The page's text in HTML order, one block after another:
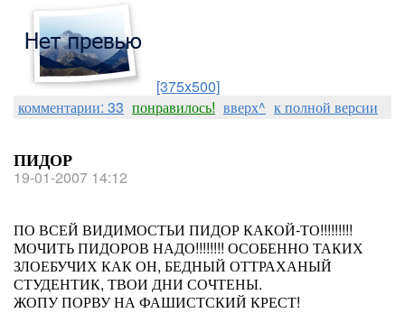
[375x500]
комментарии: 33 понравилось! вверх^ к полной версии
ПИДОР
19-01-2007 14:12
ПО ВСЕЙ ВИДИМОСТЬИ ПИДОР КАКОЙ-ТО!!!!!!!!!
МОЧИТЬ ПИДОРОВ НАДО!!!!!!!! ОСОБЕННО ТАКИХ
ЗЛОЕБУЧИХ КАК ОН, БЕДНЫЙ ОТТРАХАНЫЙ
СТУДЕНТИК, ТВОИ ДНИ СОЧТЕНЫ.
ЖОПУ ПОРВУ НА ФАШИСТСКИЙ КРЕСТ!